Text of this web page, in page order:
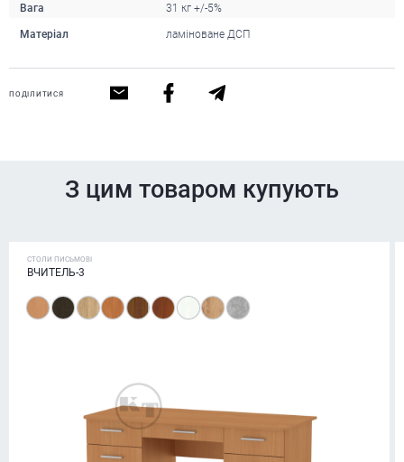
Вага 31 кг +/-5%
Матеріал ламіноване ДСП
ПОДІЛИТИСЯ
З цим товаром купують
СТОЛИ ПИСЬМОВІ
ВЧИТЕЛЬ-3